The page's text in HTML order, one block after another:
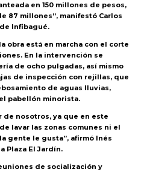
en 150 millones de pesos,
87 millones”, manifestó Carlos
Infibagué.
obra está en marcha con el corte
En la intervención se
de ocho pulgadas, así mismo
de inspección con rejillas, que
de aguas lluvias,
pabellón minorista.
de nosotros, ya que en este
lavar las zonas comunes ni el
gente le gusta”, afirmó Inés
Plaza El Jardín.
de socialización y